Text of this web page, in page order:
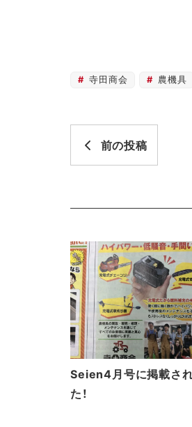
寺田商会 農機具
前の投稿
Seien4月号に掲載さ
た！